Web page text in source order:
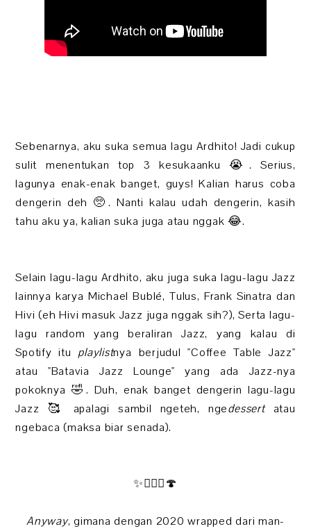
Sebenarnya, aku suka semua lagu Ardhito! Jadi cukup
sulit menentukan top 3 kesukaanku 😭. Serius,
lagunya enak-enak banget, guys! Kalian harus coba
dengerin deh 🥺. Nanti kalau udah dengerin, kasih
tahu aku ya, kalian suka juga atau nggak 😂.
Selain lagu-lagu Ardhito, aku juga suka lagu-lagu Jazz
lainnya karya Michael Bublé, Tulus, Frank Sinatra dan
Hivi (eh Hivi masuk Jazz juga nggak sih?), Serta lagu-
lagu random yang beraliran Jazz, yang kalau di
Spotify ituplaylistnya berjudul "Coffee Table Jazz"
atau "Batavia Jazz Lounge" yang ada Jazz-nya
pokoknya 🤣. Duh, enak banget dengerin lagu-lagu
Jazz 🥰 apalagi sambil ngeteh, ngedessertatau
ngebaca (maksa biar senada).
✨🧚🏻‍♀️🍄
Anyway, gimana dengan 2020 wrapped dari man-